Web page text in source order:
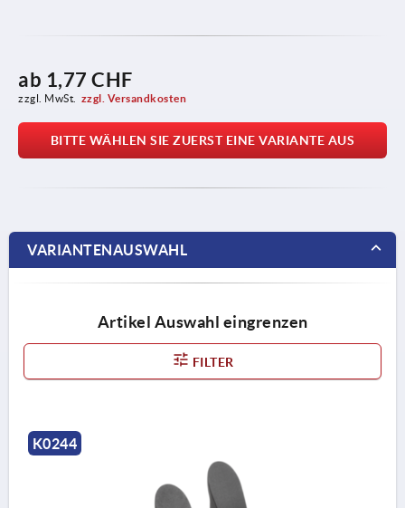
ab 1,77 CHF
zzgl. MwSt. zzgl. Versandkosten
BITTE WÄHLEN SIE ZUERST EINE VARIANTE AUS
VARIANTENAUSWAHL
Artikel Auswahl eingrenzen
FILTER
K0244